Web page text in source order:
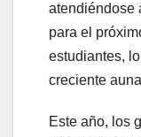
atendiéndose
para el
estudiantes,
creciente
Este año, los